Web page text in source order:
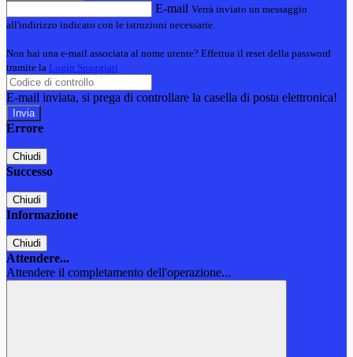
E-mail Verrà inviato un messaggio
all'indirizzo indicato con le istruzioni necessarie.
Non hai una e-mail associata al nome utente? Effettua il reset della password
tramite la Login Spaggiari
E-mail inviata, si prega di controllare la casella di posta elettronica!
Errore
Chiudi
Successo
Chiudi
Informazione
Chiudi
Attendere...
Attendere il completamento dell'operazione...